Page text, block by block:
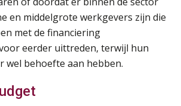
en middelgrote werkgevers zijn die
met de financiering
eerder uittreden, terwijl hun
wel behoefte aan hebben.